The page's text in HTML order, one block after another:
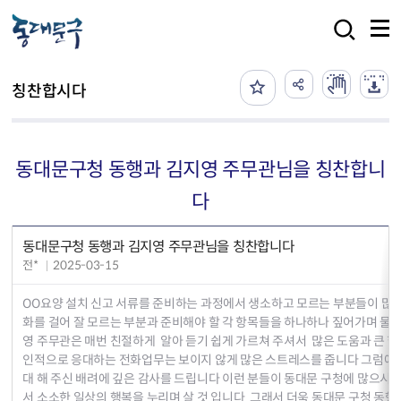
칭찬합시다
동대문구청 동행과 김지영 주무관님을 칭찬합니
다
동대문구청 동행과 김지영 주무관님을 칭찬합니다
전* 2025-03-15
OO요양 설치 신고 서류를 준비하는 과정에서 생소하고 모르는 부분들이 많
화를 걸어 잘 모르는 부분과 준비해야 할 각 항목들을 하나하나 짚어가며 물
영 주무관은 매번 친절하게 알아 듣기 쉽게 가르쳐 주셔서 많은 도움과 큰
인적으로 응대하는 전화업무는 보이지 않게 많은 스트레스를 줍니다 그럼에
대 해 주신 배려에 깊은 감사를 드립니다 이런 분들이 동대문 구청에 많으시
서 소소한 일상의 행복을 누리며 살 것 입니다 그래서 더욱 동대문 구청 동